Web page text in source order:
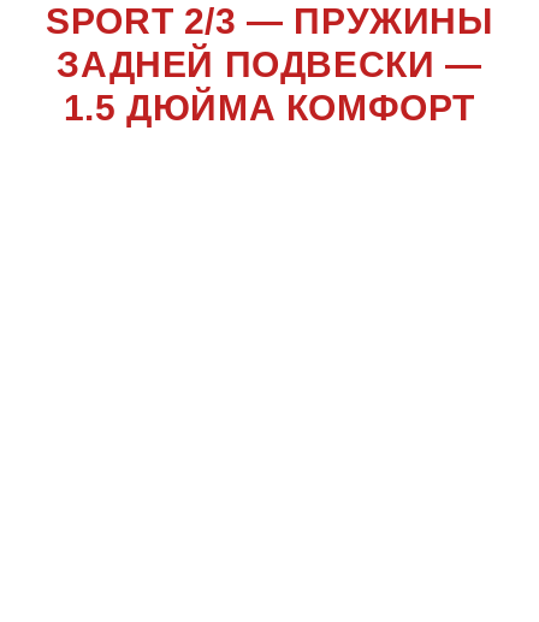
SPORT 2/3 — ПРУЖИНЫ
ЗАДНЕЙ ПОДВЕСКИ —
1.5 ДЮЙМА КОМФОРТ